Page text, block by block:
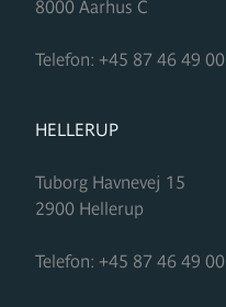
8000 Aarhus C
Telefon: +45 87 46 49 00
FORMUPLEJE
HELLERUP
Tuborg Havnevej 15
2900 Hellerup
Telefon: +45 87 46 49 00